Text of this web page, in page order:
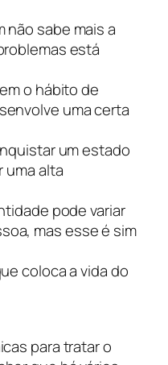
não sabe mais a
está
o hábito de
uma certa
um estado
uma alta
pode variar
mas esse é sim
coloca a vida do
para tratar o